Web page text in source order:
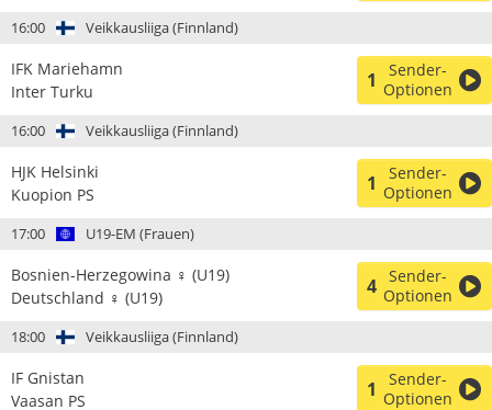
16:00 Veikkausliiga (Finnland)
IFK Mariehamn
Inter Turku
1
Sender-
Optionen
16:00 Veikkausliiga (Finnland)
HJK Helsinki
Kuopion PS
1
Sender-
Optionen
17:00 U19-EM (Frauen)
Bosnien-Herzegowina ♀ (U19)
Deutschland ♀ (U19)
4 Sender-
Optionen
18:00 Veikkausliiga (Finnland)
IF Gnistan
Vaasan PS
1
Sender-
Optionen